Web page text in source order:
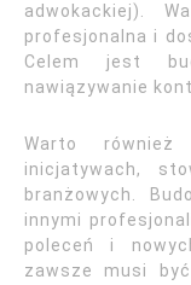
adwokackiej).
profesjonalna i
Celem jest
nawiązywanie
Warto
inicjatywach,
branżowych.
innymi
poleceń i
zawsze musi